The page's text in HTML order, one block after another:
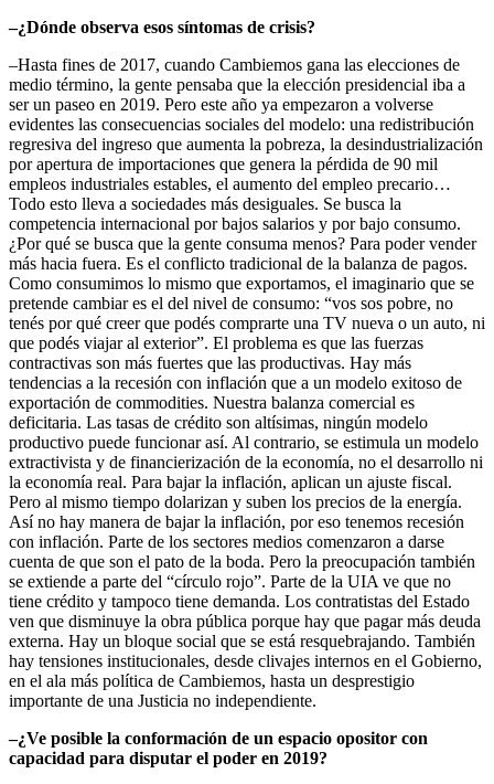
–¿Dónde observa esos síntomas de crisis?
–Hasta fines de 2017, cuando Cambiemos gana las elecciones de
medio término, la gente pensaba que la elección presidencial iba a
ser un paseo en 2019. Pero este año ya empezaron a volverse
evidentes las consecuencias sociales del modelo: una redistribución
regresiva del ingreso que aumenta la pobreza, la desindustrialización
por apertura de importaciones que genera la pérdida de 90 mil
empleos industriales estables, el aumento del empleo precario…
Todo esto lleva a sociedades más desiguales. Se busca la
competencia internacional por bajos salarios y por bajo consumo.
¿Por qué se busca que la gente consuma menos? Para poder vender
más hacia fuera. Es el conflicto tradicional de la balanza de pagos.
Como consumimos lo mismo que exportamos, el imaginario que se
pretende cambiar es el del nivel de consumo: “vos sos pobre, no
tenés por qué creer que podés comprarte una TV nueva o un auto, ni
que podés viajar al exterior”. El problema es que las fuerzas
contractivas son más fuertes que las productivas. Hay más
tendencias a la recesión con inflación que a un modelo exitoso de
exportación de commodities. Nuestra balanza comercial es
deficitaria. Las tasas de crédito son altísimas, ningún modelo
productivo puede funcionar así. Al contrario, se estimula un modelo
extractivista y de financierización de la economía, no el desarrollo ni
la economía real. Para bajar la inflación, aplican un ajuste fiscal.
Pero al mismo tiempo dolarizan y suben los precios de la energía.
Así no hay manera de bajar la inflación, por eso tenemos recesión
con inflación. Parte de los sectores medios comenzaron a darse
cuenta de que son el pato de la boda. Pero la preocupación también
se extiende a parte del “círculo rojo”. Parte de la UIA ve que no
tiene crédito y tampoco tiene demanda. Los contratistas del Estado
ven que disminuye la obra pública porque hay que pagar más deuda
externa. Hay un bloque social que se está resquebrajando. También
hay tensiones institucionales, desde clivajes internos en el Gobierno,
en el ala más política de Cambiemos, hasta un desprestigio
importante de una Justicia no independiente.
–¿Ve posible la conformación de un espacio opositor con
capacidad para disputar el poder en 2019?